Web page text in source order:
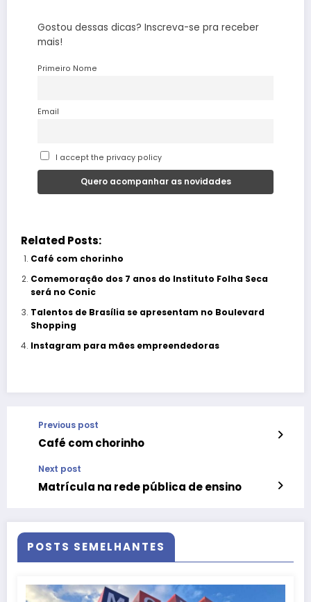
Gostou dessas dicas? Inscreva-se pra receber
mais!
Primeiro Nome
Email
I accept the privacy policy
Related Posts:
Café com chorinho
Comemoração dos 7 anos do Instituto Folha Seca
será no Conic
Talentos de Brasília se apresentam no Boulevard
Shopping
Instagram para mães empreendedoras
Previous post
Café com chorinho
Next post
Matrícula na rede pública de ensino
POSTS SEMELHANTES